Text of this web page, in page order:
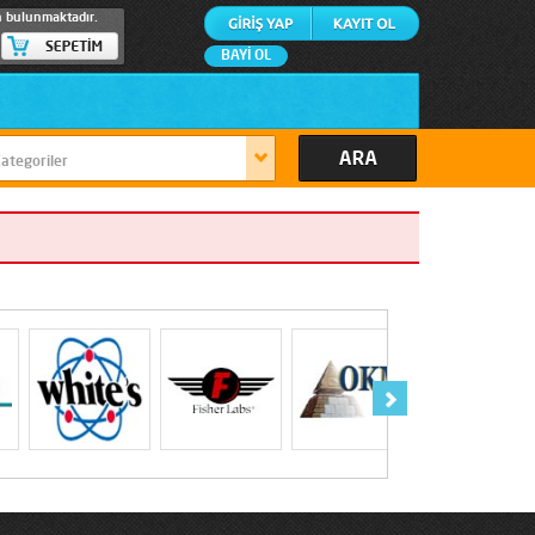
BAYİ OL
bulunmaktadır.